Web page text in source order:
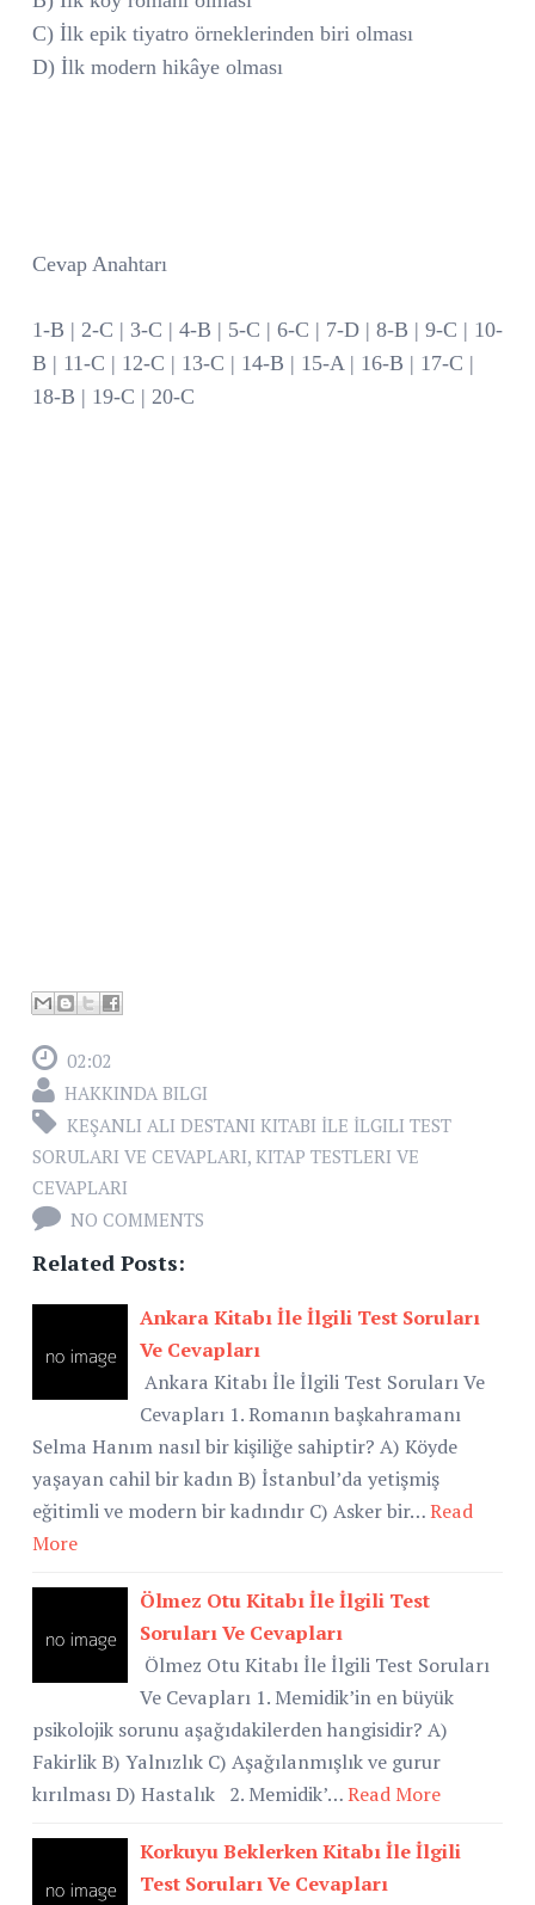
C) İlk epik tiyatro örneklerinden biri olması
D) İlk modern hikâye olması
Cevap Anahtarı
1-B | 2-C | 3-C | 4-B | 5-C | 6-C | 7-D | 8-B | 9-C | 10-
B | 11-C | 12-C | 13-C | 14-B | 15-A | 16-B | 17-C |
18-B | 19-C | 20-C
02:02
HAKKINDA BILGI
KEŞANLI ALI DESTANI KITABI İLE İLGILI TEST
SORULARI VE CEVAPLARI, KITAP TESTLERI VE
CEVAPLARI
NO COMMENTS
Related Posts:
Ankara Kitabı İle İlgili Test Soruları
Ve Cevapları
Ankara Kitabı İle İlgili Test Soruları Ve
Cevapları 1. Romanın başkahramanı
Selma Hanım nasıl bir kişiliğe sahiptir? A) Köyde
yaşayan cahil bir kadın B) İstanbul’da yetişmiş
eğitimli ve modern bir kadındır C) Asker bir…Read
More
Ölmez Otu Kitabı İle İlgili Test
Soruları Ve Cevapları
Ölmez Otu Kitabı İle İlgili Test Soruları
Ve Cevapları 1. Memidik’in en büyük
psikolojik sorunu aşağıdakilerden hangisidir? A)
Fakirlik B) Yalnızlık C) Aşağılanmışlık ve gurur
kırılması D) Hastalık 2. Memidik’…Read More
Korkuyu Beklerken Kitabı İle İlgili
Test Soruları Ve Cevapları